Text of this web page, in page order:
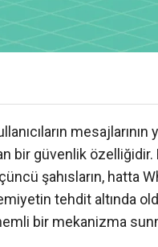
mesajlarının
bir güvenlik
şahısların, hatta
tehdit altında
bir mekanizma